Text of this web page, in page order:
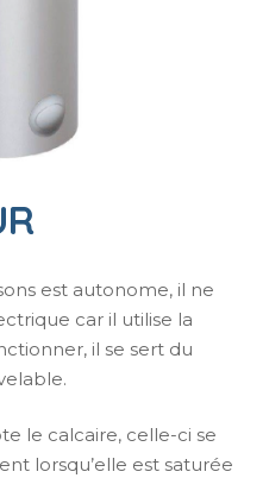
est autonome, il ne
car il utilise la
il se sert du
le calcaire, celle-ci se
lorsqu’elle est saturée